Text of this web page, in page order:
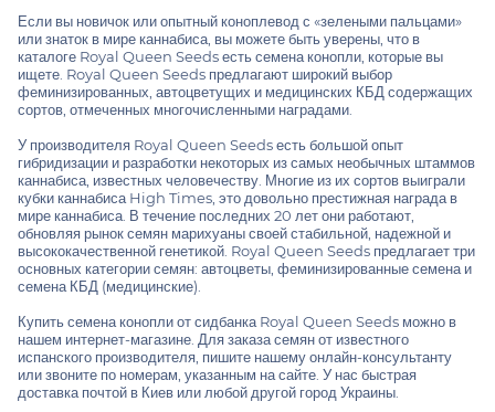
Если вы новичок или опытный коноплевод с «зелеными пальцами»
или знаток в мире каннабиса, вы можете быть уверены, что в
каталоге Royal Queen Seeds есть семена конопли, которые вы
ищете. Royal Queen Seeds предлагают широкий выбор
феминизированных, автоцветущих и медицинских КБД содержащих
сортов, отмеченных многочисленными наградами.
У производителя Royal Queen Seeds есть большой опыт
гибридизации и разработки некоторых из самых необычных штаммов
каннабиса, известных человечеству. Многие из их сортов выиграли
кубки каннабиса High Times, это довольно престижная награда в
мире каннабиса. В течение последних 20 лет они работают,
обновляя рынок семян марихуаны своей стабильной, надежной и
высококачественной генетикой. Royal Queen Seeds предлагает три
основных категории семян: автоцветы, феминизированные семена и
семена КБД (медицинские).
Купить семена конопли от сидбанка Royal Queen Seeds можно в
нашем интернет-магазине. Для заказа семян от известного
испанского производителя, пишите нашему онлайн-консультанту
или звоните по номерам, указанным на сайте. У нас быстрая
доставка почтой в Киев или любой другой город Украины.